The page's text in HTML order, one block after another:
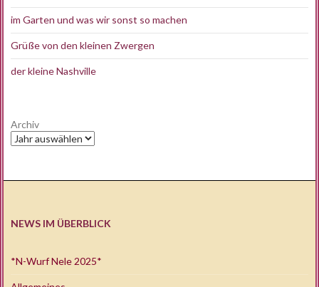
im Garten und was wir sonst so machen
Grüße von den kleinen Zwergen
der kleine Nashville
Archiv
NEWS IM ÜBERBLICK
*N-Wurf Nele 2025*